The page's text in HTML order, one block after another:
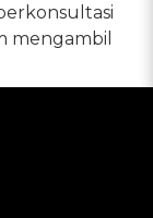
mengambil